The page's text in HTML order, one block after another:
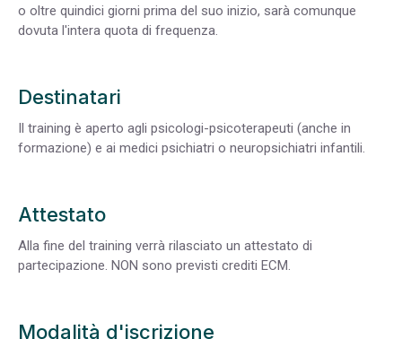
o oltre quindici giorni prima del suo inizio, sarà comunque
dovuta l'intera quota di frequenza.
Destinatari
Il training è aperto agli psicologi-psicoterapeuti (anche in
formazione) e ai medici psichiatri o neuropsichiatri infantili.
Attestato
Alla fine del training verrà rilasciato un attestato di
partecipazione. NON sono previsti crediti ECM.
Modalità d'iscrizione